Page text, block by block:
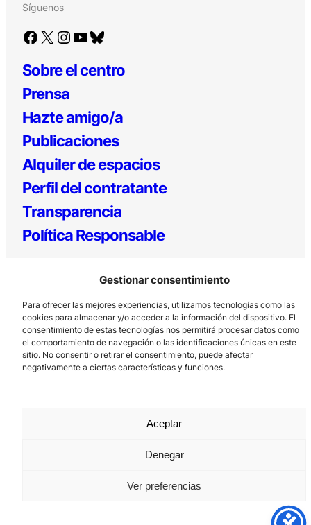
Gestionar consentimiento
Para ofrecer las mejores experiencias, utilizamos tecnologías como las
cookies para almacenar y/o acceder a la información del dispositivo. El
consentimiento de estas tecnologías nos permitirá procesar datos como
el comportamiento de navegación o las identificaciones únicas en este
sitio. No consentir o retirar el consentimiento, puede afectar
negativamente a ciertas características y funciones.
Aceptar
Denegar
Ver preferencias
Síguenos
Facebook X Instagram YouTube Bluesky
Sobre el centro
Prensa
Hazte amigo/a
Publicaciones
Alquiler de espacios
Perfil del contratante
Transparencia
Política Responsable
Los Prados, 121 – 33203 Gijón
985 185 577 – info@laboralcentrodearte.org